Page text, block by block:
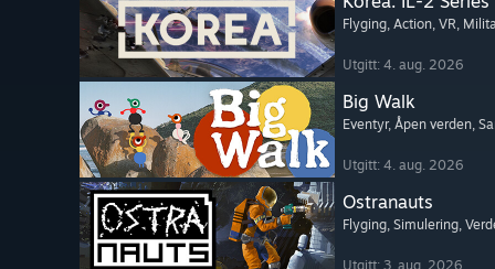
Flyging, Action, VR,
Utgitt: 4. aug. 2026
Big Walk
Eventyr, Åpen verden,
Utgitt: 4. aug. 2026
Ostranauts
Flyging, Simulering,
Utgitt: 3. aug. 2026